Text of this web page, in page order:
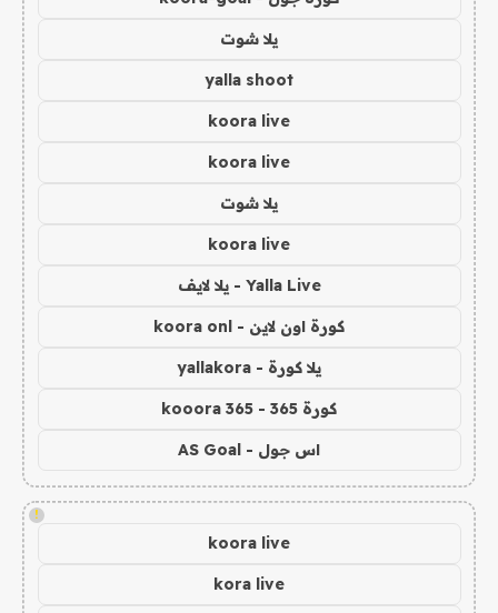
يلا شوت
yalla shoot
koora live
koora live
يلا شوت
koora live
Yalla Live - يلا لايف
كورة اون لاين - koora onl
يلا كورة - yallakora
كورة 365 - kooora 365
اس جول - AS Goal
!
koora live
kora live